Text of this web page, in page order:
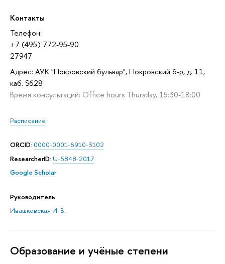
Контакты
Телефон:
+7 (495) 772-95-90
27947
Адрес: АУК "Покровский бульвар", Покровский б-р, д. 11,
каб. S628
Время консультаций: Office hours Thursday, 15:30-18:00
Расписание
ORCID: 0000-0001-6910-3102
ResearcherID: U-5848-2017
Google Scholar
Руководитель
Ивашковская И. В.
Oбразование и учёные степени